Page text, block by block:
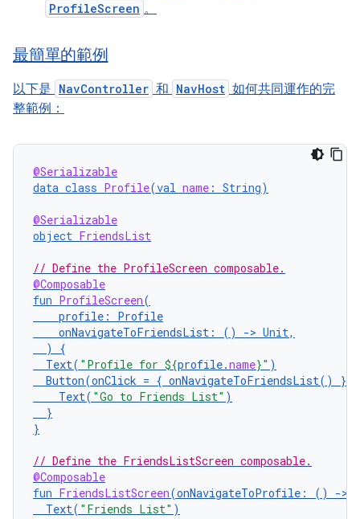
ProfileScreen 。
最簡單的範例
以下是 NavController 和 NavHost 如何共同運作的完
整範例：
@Serializable
data class Profile(val name : String)
@Serializable
object FriendsList
// Define the ProfileScreen composable.
@Composable
fun ProfileScreen(
profile :
Profile
onNavigateToFriendsList : () -> Unit,
)
{
Text( "Profile for ${profile.name}" )
Button(onClick = { onNavigateToFriendsList()
})
Text( "Go to Friends List" )
}
}
// Define the FriendsListScreen composable.
@Composable
fun FriendsListScreen(onNavigateToProfile : () ->
Text( "Friends List" )